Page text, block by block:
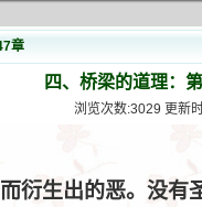
章
四、桥梁的道理：
浏览次数:3029 更新
衍生出的恶。没有